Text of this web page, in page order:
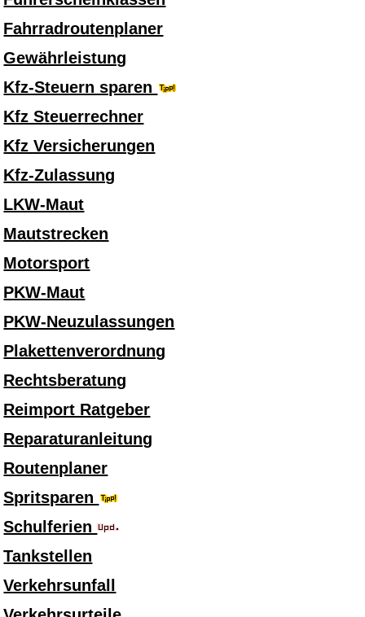
Fahrradroutenplaner
Gewährleistung
Kfz-Steuern sparen
Kfz Steuerrechner
Kfz Versicherungen
Kfz-Zulassung
LKW-Maut
Mautstrecken
Motorsport
PKW-Maut
PKW-Neuzulassungen
Plakettenverordnung
Rechtsberatung
Reimport Ratgeber
Reparaturanleitung
Routenplaner
Spritsparen
Schulferien
Tankstellen
Verkehrsunfall